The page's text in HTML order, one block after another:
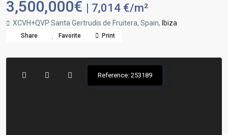
3,500,000€ | 7,014 €/m²
XCVH+QVP Santa Gertrudis de Fruitera, Spain, Ibiza
Share Favorite Print
Reference: 253189